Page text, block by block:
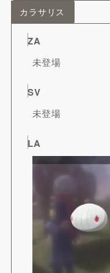
カラサリス
ZA
未登場
SV
未登場
LA